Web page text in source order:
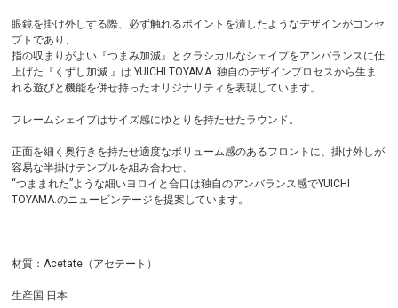
眼鏡を掛け外しする際、必ず触れるポイントを潰したようなデザインがコンセ
プトであり、
指の収まりがよい『つまみ加減』とクラシカルなシェイプをアンバランスに仕
上げた『くずし加減 』は YUICHI TOYAMA. 独自のデザインプロセスから生ま
れる遊びと機能を併せ持ったオリジナリティを表現しています。
フレームシェイプはサイズ感にゆとりを持たせたラウンド。
正面を細く奥行きを持たせ適度なボリューム感のあるフロントに、掛け外しが
容易な半掛けテンプルを組み合わせ、
“つままれた”ような細いヨロイと合口は独自のアンバランス感でYUICHI
TOYAMA.のニュービンテージを提案しています。
材質：Acetate（アセテート）
生産国 日本